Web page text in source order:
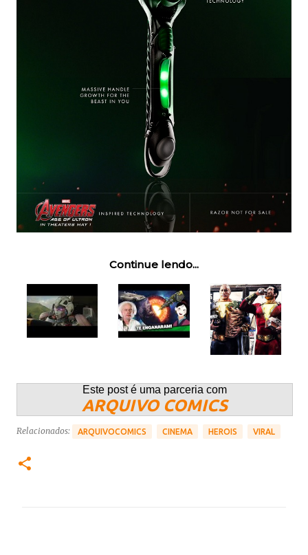
Continue lendo...
Este post é uma parceria com
ARQUIVO COMICS
Relacionados: ARQUIVOCOMICS CINEMA HEROIS VIRAL